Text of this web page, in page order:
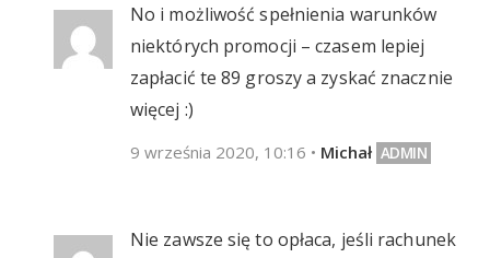
No i możliwość spełnienia warunków
niektórych promocji – czasem lepiej
zapłacić te 89 groszy a zyskać znacznie
więcej :)
9 września 2020, 10:16 • Michał
Nie zawsze się to opłaca, jeśli rachunek